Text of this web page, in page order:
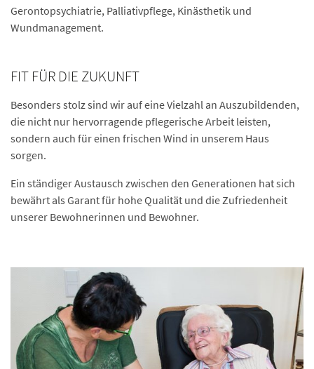
Gerontopsychiatrie, Palliativpflege, Kinästhetik und
Wundmanagement.
FIT FÜR DIE ZUKUNFT
Besonders stolz sind wir auf eine Vielzahl an Auszubildenden,
die nicht nur hervorragende pflegerische Arbeit leisten,
sondern auch für einen frischen Wind in unserem Haus
sorgen.
Ein ständiger Austausch zwischen den Generationen hat sich
bewährt als Garant für hohe Qualität und die Zufriedenheit
unserer Bewohnerinnen und Bewohner.